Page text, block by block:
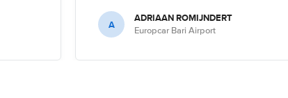
A ADRIAAN ROMIJNDERT
Europcar Bari Airport